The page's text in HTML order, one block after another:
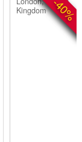
-40%
Kingdom